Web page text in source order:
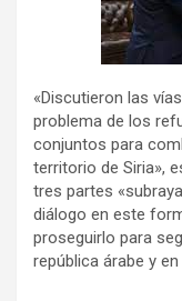
«Discutieron las
problema de los
conjuntos para
territorio de Siria»,
tres partes
diálogo en este
proseguirlo para
república árabe y